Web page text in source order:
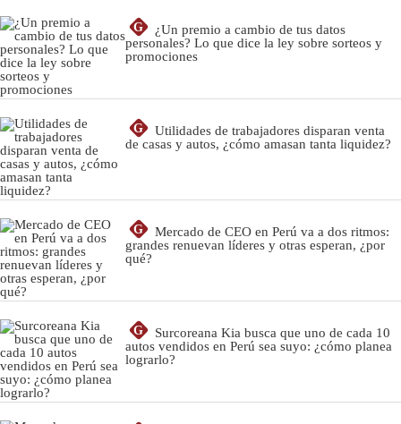
G
¿Un premio a cambio de tus datos
personales? Lo que dice la ley sobre sorteos y
promociones
G
Utilidades de trabajadores disparan venta
de casas y autos, ¿cómo amasan tanta liquidez?
G
Mercado de CEO en Perú va a dos ritmos:
grandes renuevan líderes y otras esperan, ¿por
qué?
G
Surcoreana Kia busca que uno de cada 10
autos vendidos en Perú sea suyo: ¿cómo planea
lograrlo?